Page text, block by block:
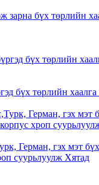
зарна бүх төрлийн
бүх төрлийн
Герман, гэх мэт
суурьлуулж Хятад